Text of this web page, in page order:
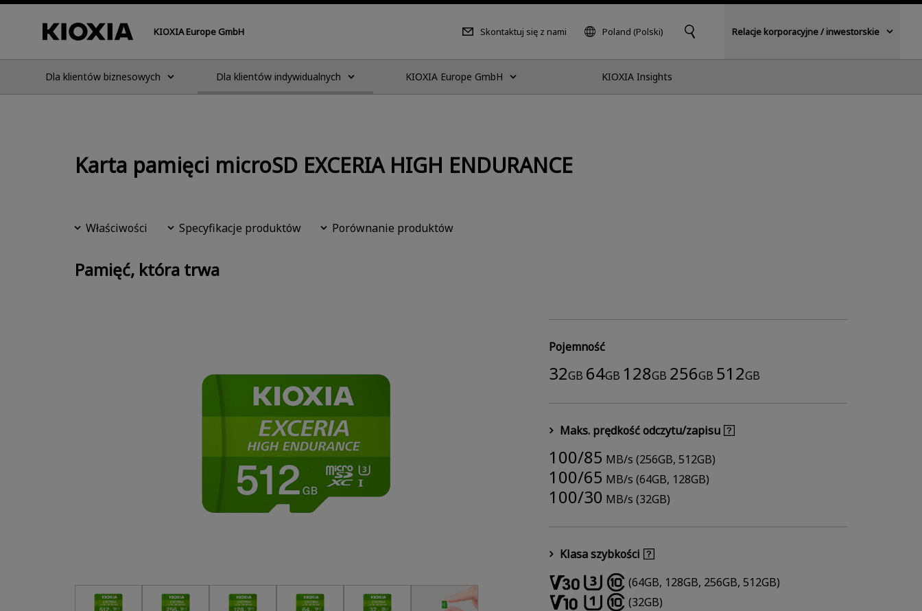
KIOXIA Europe GmbH Skontaktuj się z nami Poland (Polski) Relacje korporacyjne / inwestorskie
Dla klientów biznesowych Dla klientów indywidualnych KIOXIA Europe GmbH KIOXIA Insights
Karta pamięci microSD EXCERIA HIGH ENDURANCE
Właściwości Specyfikacje produktów Porównanie produktów
Pamięć, która trwa
Pojemność
32GB 64GB 128GB 256GB 512GB
Maks. prędkość odczytu/zapisu
100/85 MB/s (256GB, 512GB)
100/65 MB/s (64GB, 128GB)
100/30 MB/s (32GB)
Klasa szybkości
(64GB, 128GB, 256GB, 512GB)
(32GB)